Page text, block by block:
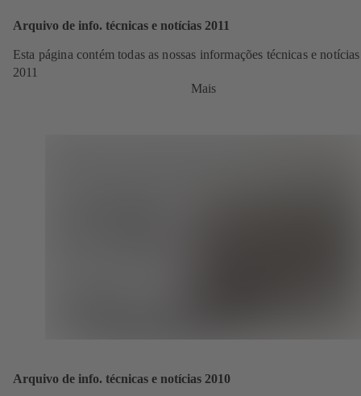
Arquivo de info. técnicas e notícias 2011
Esta página contém todas as nossas informações técnicas e
2011
Mais
Arquivo de info. técnicas e notícias 2010